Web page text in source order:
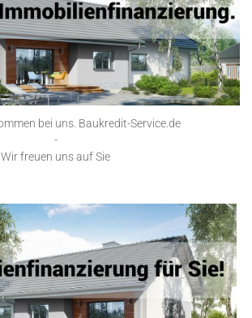
bei uns. Baukredit-Service.de
-
Wir freuen uns auf Sie